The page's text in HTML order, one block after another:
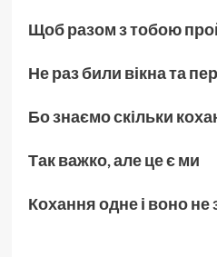
Щоб разом з тобою
Не раз били вікна та
Бо знаємо скільки
Так важко,але це є ми
Кохання одне і воно не